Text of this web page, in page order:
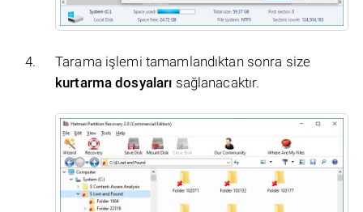
Tarama işlemi tamamlandıktan sonra size
kurtarma dosyaları sağlanacaktır.